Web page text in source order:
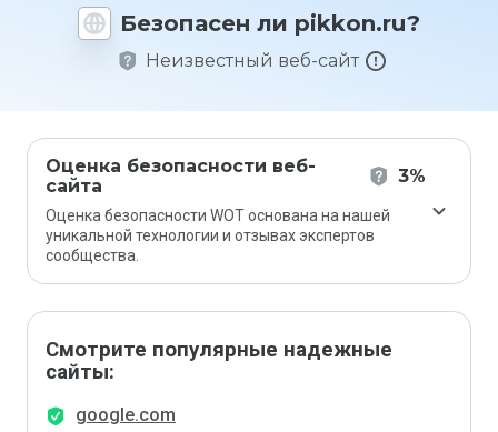
Безопасен ли pikkon.ru?
Неизвестный веб-сайт
Оценка безопасности веб-
сайта
3%
Оценка безопасности WOT основана на нашей
уникальной технологии и отзывах экспертов
сообщества.
Смотрите популярные надежные
сайты:
google.com